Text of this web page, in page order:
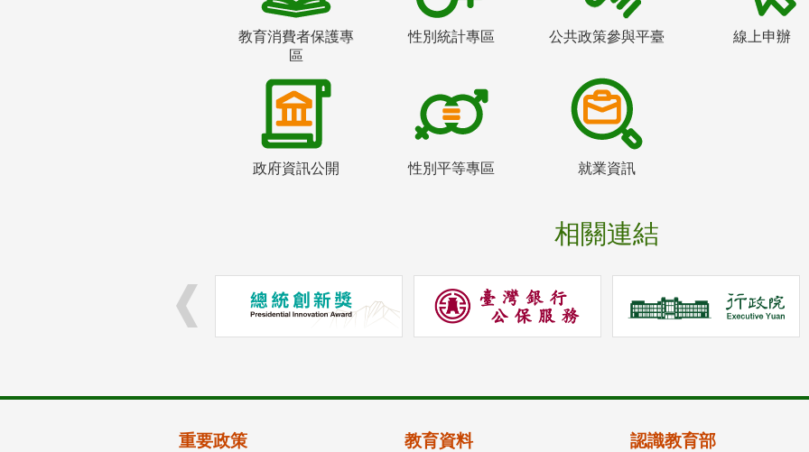
教育消費者保護專
區
性別統計專區 公共政策參與平臺 線上申辦
政府資訊公開 性別平等專區 就業資訊
相關連結
重要政策 教育資料 認識教育部